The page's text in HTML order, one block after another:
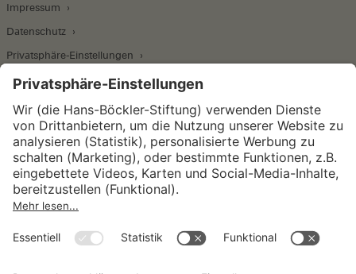
Impressum
Datenschutz
Privatsphäre-Einstellungen
Wirtschafts- und Sozialwissenschaftliches Institut
Institut für Makroökonomie und
Konjunkturforschung